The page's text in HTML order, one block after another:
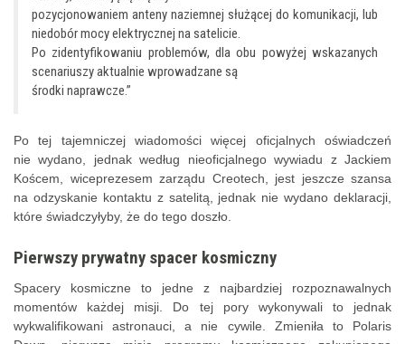
pozycjonowaniem anteny naziemnej służącej do komunikacji, lub
niedobór mocy elektrycznej na satelicie.
Po zidentyfikowaniu problemów, dla obu powyżej wskazanych
scenariuszy aktualnie wprowadzane są
środki naprawcze.”
Po tej tajemniczej wiadomości więcej oficjalnych oświadczeń
nie wydano, jednak według nieoficjalnego wywiadu z Jackiem
Koścem, wiceprezesem zarządu Creotech, jest jeszcze szansa
na odzyskanie kontaktu z satelitą, jednak nie wydano deklaracji,
które świadczyłyby, że do tego doszło.
Pierwszy prywatny spacer kosmiczny
Spacery kosmiczne to jedne z najbardziej rozpoznawalnych
momentów każdej misji. Do tej pory wykonywali to jednak
wykwalifikowani astronauci, a nie cywile. Zmieniła to Polaris